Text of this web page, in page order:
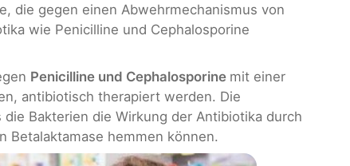
die gegen einen Abwehrmechanismus von
wie Penicilline und Cephalosporine
Penicilline und Cephalosporine mit einer
antibiotisch therapiert werden. Die
Bakterien die Wirkung der Antibiotika durch
Betalaktamase hemmen können.